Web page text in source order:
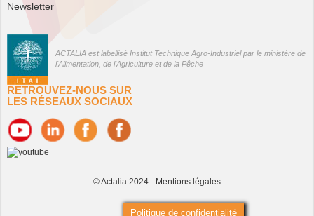
Newsletter
ACTALIA est labellisé Institut Technique Agro-Industriel par le ministère de
l'Alimentation, de l'Agriculture et de la Pêche
RETROUVEZ-NOUS SUR
LES RÉSEAUX SOCIAUX
© Actalia 2024 - Mentions légales
Politique de confidentialité